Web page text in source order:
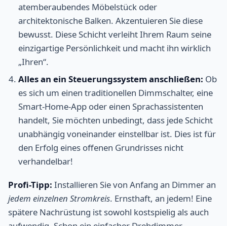
atemberaubendes Möbelstück oder
architektonische Balken. Akzentuieren Sie diese
bewusst. Diese Schicht verleiht Ihrem Raum seine
einzigartige Persönlichkeit und macht ihn wirklich
„Ihren“.
Alles an ein Steuerungssystem anschließen: Ob
es sich um einen traditionellen Dimmschalter, eine
Smart-Home-App oder einen Sprachassistenten
handelt, Sie möchten unbedingt, dass jede Schicht
unabhängig voneinander einstellbar ist. Dies ist für
den Erfolg eines offenen Grundrisses nicht
verhandelbar!
Profi-Tipp: Installieren Sie von Anfang an Dimmer an
jedem einzelnen Stromkreis. Ernsthaft, an jedem! Eine
spätere Nachrüstung ist sowohl kostspielig als auch